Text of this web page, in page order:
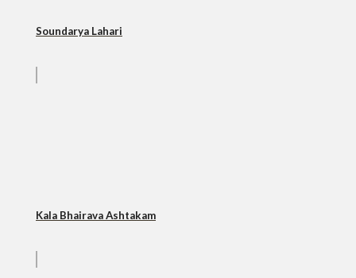
Soundarya Lahari
Kala Bhairava Ashtakam